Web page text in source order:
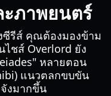
ะภาพยนตร์
ซีรีส์ คุณต้องมองข้าม
ชส์ Overlord ยัง
หลายตอน
แนวตลกขบขัน
งมากขึ้น